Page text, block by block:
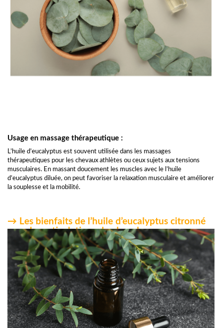
Usage en massage thérapeutique :
L’huile d’eucalyptus est souvent utilisée dans les massages
thérapeutiques pour les chevaux athlètes ou ceux sujets aux tensions
musculaires. En massant doucement les muscles avec le l’huile
d’eucalyptus diluée, on peut favoriser la relaxation musculaire et améliorer
la souplesse et la mobilité.
→ Les bienfaits de l’huile d’eucalyptus citronné
pour les articulations du cheval :